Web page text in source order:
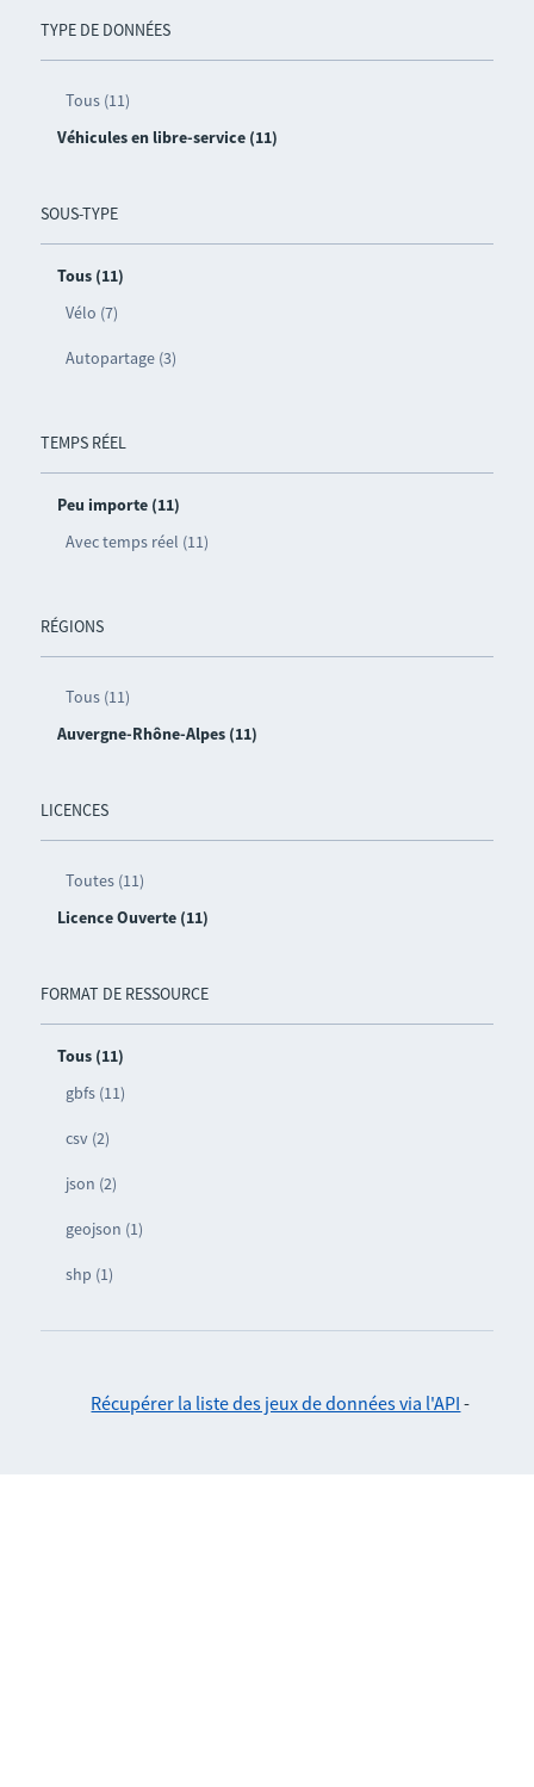
TYPE DE DONNÉES
Tous (11)
Véhicules en libre-service (11)
SOUS-TYPE
Tous (11)
Vélo (7)
Autopartage (3)
TEMPS RÉEL
Peu importe (11)
Avec temps réel (11)
RÉGIONS
Tous (11)
Auvergne-Rhône-Alpes (11)
LICENCES
Toutes (11)
Licence Ouverte (11)
FORMAT DE RESSOURCE
Tous (11)
gbfs (11)
csv (2)
json (2)
geojson (1)
shp (1)
Récupérer la liste des jeux de données via l'API -